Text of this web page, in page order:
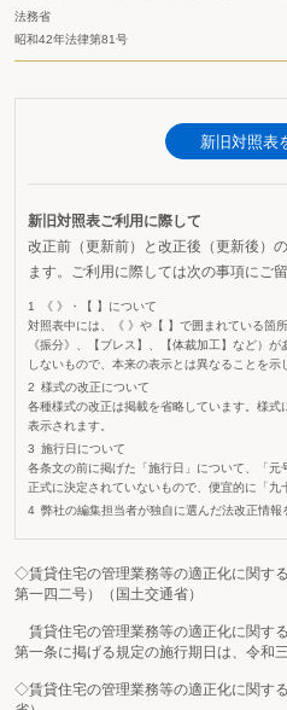
法務省
昭和42年法律第81号
新旧対照表
新旧対照表ご利用に際して
改正前（更新前）と改正後（更新後）
ます。ご利用に際しては次の事項にご留
《 》・【 】について
対照表中には、《 》や【 】で囲まれている箇
《振分》、【ブレス】、【体裁加工】など）
しないもので、本来の表示とは異なることを示
様式の改正について
各種様式の改正は掲載を省略しています。様式
表示されます。
施行日について
各条文の前に掲げた「施行日」について、「
正式に決定されていないもので、便宜的に「九
弊社の編集担当者が独自に選んだ法改正情報
◇賃貸住宅の管理業務等の適正化に関す
第一四二号）（国土交通省）
賃貸住宅の管理業務等の適正化に関す
第一条に掲げる規定の施行期日は、令和
◇賃貸住宅の管理業務等の適正化に関す